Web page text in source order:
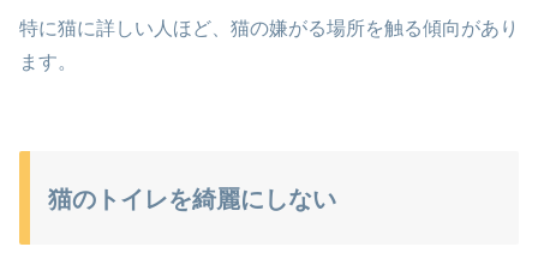
特に猫に詳しい人ほど、猫の嫌がる場所を触る傾向があり
ます。
猫のトイレを綺麗にしない